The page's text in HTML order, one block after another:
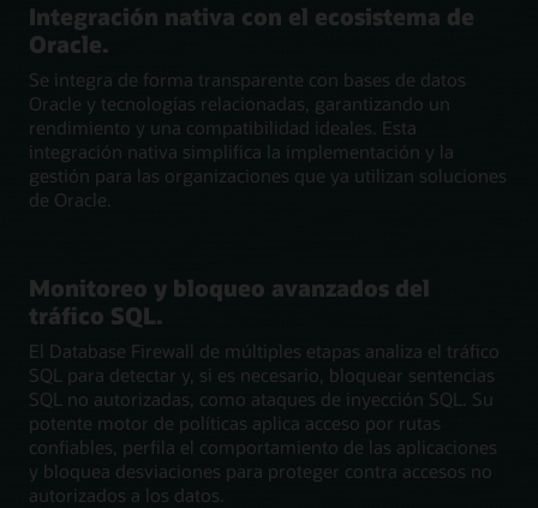
Integración nativa con el ecosistema de
Oracle.
Se integra de forma transparente con bases de datos
Oracle y tecnologías relacionadas, garantizando un
rendimiento y una compatibilidad ideales. Esta
integración nativa simplifica la implementación y la
gestión para las organizaciones que ya utilizan soluciones
de Oracle.
Monitoreo y bloqueo avanzados del
tráfico SQL.
El Database Firewall de múltiples etapas analiza el tráfico
SQL para detectar y, si es necesario, bloquear sentencias
SQL no autorizadas, como ataques de inyección SQL. Su
potente motor de políticas aplica acceso por rutas
confiables, perfila el comportamiento de las aplicaciones
y bloquea desviaciones para proteger contra accesos no
autorizados a los datos.